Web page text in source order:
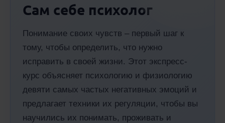
Сам себе психолог
Понимание своих чувств – первый шаг к
тому, чтобы определить, что нужно
исправить в своей жизни. Этот экспресс-
курс объясняет психологию и физиологию
девяти самых частых негативных эмоций и
предлагает техники их регуляции, чтобы вы
научились их понимать, проживать и